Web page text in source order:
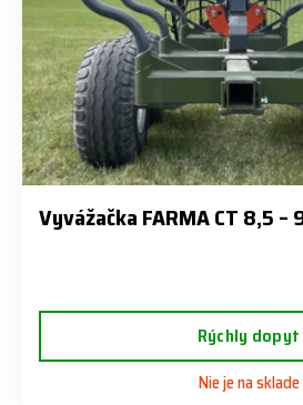
Vyvážačka FARMA CT 8,5 –
Rýchly dopyt
Nie je na sklade